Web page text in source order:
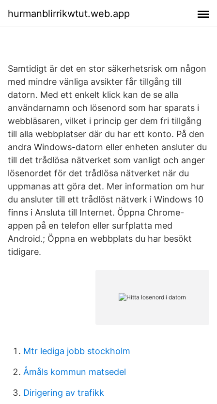
hurmanblirrikwtut.web.app
Samtidigt är det en stor säkerhetsrisk om någon
med mindre vänliga avsikter får tillgång till
datorn. Med ett enkelt klick kan de se alla
användarnamn och lösenord som har sparats i
webbläsaren, vilket i princip ger dem fri tillgång
till alla webbplatser där du har ett konto. På den
andra Windows-datorn eller enheten ansluter du
till det trådlösa nätverket som vanligt och anger
lösenordet för det trådlösa nätverket när du
uppmanas att göra det. Mer information om hur
du ansluter till ett trådlöst nätverk i Windows 10
finns i Ansluta till Internet. Öppna Chrome-
appen på en telefon eller surfplatta med
Android.; Öppna en webbplats du har besökt
tidigare.
Mtr lediga jobb stockholm
Åmåls kommun matsedel
Dirigering av trafikk